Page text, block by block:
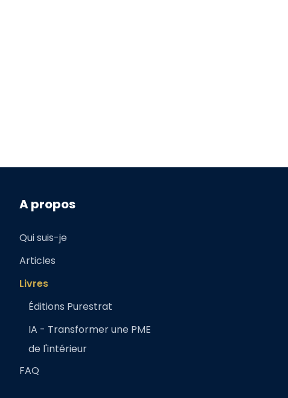
A propos
Qui suis-je
Articles
Livres
Éditions Purestrat
IA - Transformer une PME
de l'intérieur
FAQ